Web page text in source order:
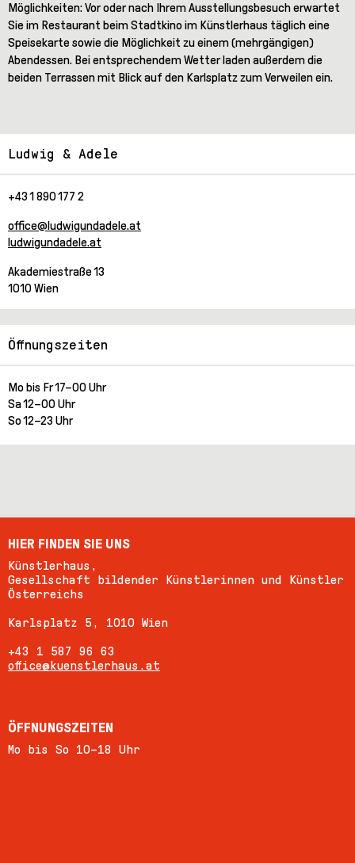
Ludwig & Adele
+43 1 890 177 2
office@ludwigundadele.at
ludwigundadele.at
Akademiestraße 13
1010 Wien
Öffnungszeiten
Mo bis Fr 17–00 Uhr
Sa 12–00 Uhr
So 12–23 Uhr
Möglichkeiten: Vor oder nach Ihrem Ausstellungsbesuch erwartet
Sie im Restaurant beim Stadtkino im Künstlerhaus täglich eine
Speisekarte sowie die Möglichkeit zu einem (mehrgängigen)
Abendessen. Bei entsprechendem Wetter laden außerdem die
beiden Terrassen mit Blick auf den Karlsplatz zum Verweilen ein.
HIER FINDEN SIE UNS
Künstlerhaus,
Gesellschaft bildender Künstlerinnen und Künstler
Österreichs
Karlsplatz 5, 1010 Wien
+43 1 587 96 63
office@kuenstlerhaus.at
ÖFFNUNGSZEITEN
Mo bis So 10–18 Uhr